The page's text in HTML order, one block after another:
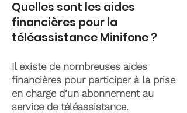
Quelles sont les aides
financières pour la
téléassistance Minifone ?
Il existe de nombreuses aides
financières pour participer à la prise
en charge d’un abonnement au
service de téléassistance.